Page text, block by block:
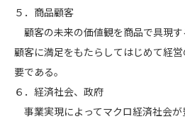
５．商品顧客
顧客の未来の価値観を商品で具現す
顧客に満足をもたらしてはじめて経
要である。
６．経済社会、政府
事業実現によってマクロ経済社会が